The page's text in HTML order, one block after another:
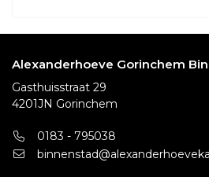
Alexanderhoeve Gorinchem
Gasthuisstraat 29
4201JN Gorinchem
0183 - 795038